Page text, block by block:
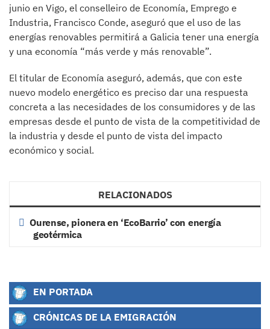
junio en Vigo, el conselleiro de Economía, Emprego e
Industria, Francisco Conde, aseguró que el uso de las
energías renovables permitirá a Galicia tener una energía
y una economía “más verde y más renovable”.
El titular de Economía aseguró, además, que con este
nuevo modelo energético es preciso dar una respuesta
concreta a las necesidades de los consumidores y de las
empresas desde el punto de vista de la competitividad de
la industria y desde el punto de vista del impacto
económico y social.
RELACIONADOS
Ourense, pionera en ‘EcoBarrio’ con energía
geotérmica
EN PORTADA
CRÓNICAS DE LA EMIGRACIÓN